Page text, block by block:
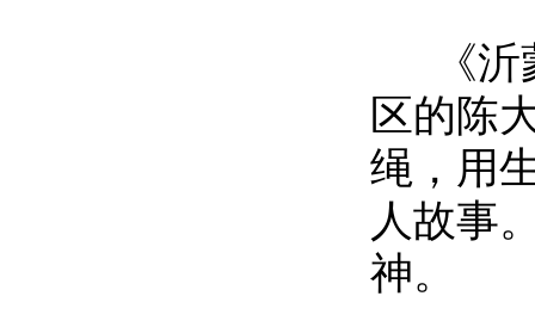
《沂
区的陈
绳，用
人故事
神。